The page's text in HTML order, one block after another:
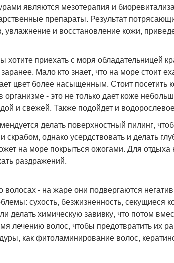
являются мезотерапия и
препараты. Результат
увлажнение и восстановление кожи,
хотите приехать с моря обладательницей
заранее. Мало кто знает, что на море стоит
цвет более насыщенным. Стоит посетить
организме - это не только дает коже
и свежей. Также подойдет и
делать поверхностный пилинг,
скрабом, однако усердствовать и делать
на море покрыться ожогами. Для отдыха
раздражений.
волосах - на жаре они подвергаются
сухость, безжизненность,
делать химическую завивку, что потом
лечению волос, чтобы предотвратить их
как фитоламинирование волос,